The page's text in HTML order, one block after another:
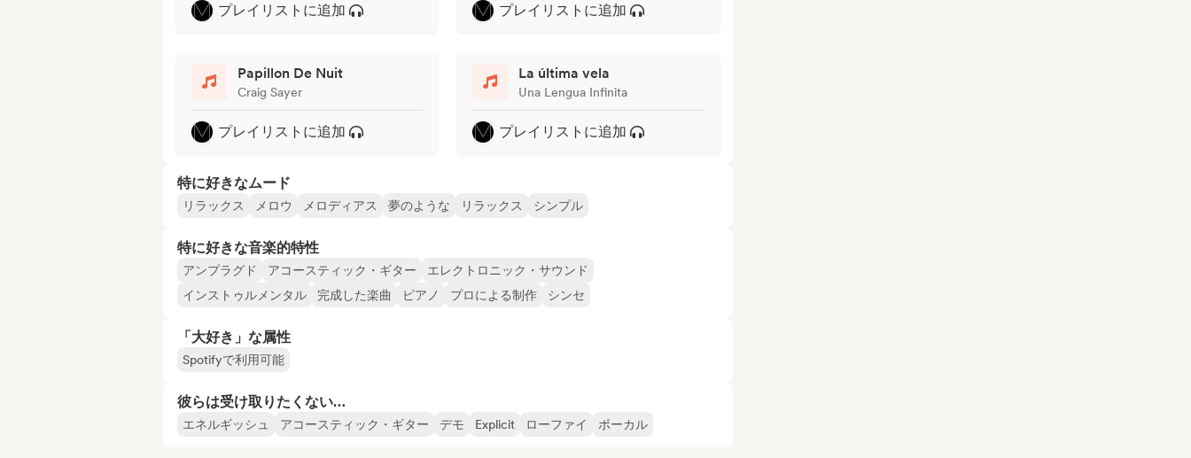
プレイリストに追加 プレイリストに追加
Papillon De Nuit
Craig Sayer
プレイリストに追加
La última vela
Una Lengua Infinita
プレイリストに追加
特に好きなムード
リラックス メロウ メロディアス 夢のような リラックス シンプル
特に好きな音楽的特性
アンプラグド アコースティック・ギター
エレクトロニック・サウンド
インストゥルメンタル
完成した楽曲 ピアノ プロによる制作 シンセ
「大好き」な属性
Spotifyで利用可能
彼らは受け取りたくない…
エネルギッシュ アコースティック・ギター デモ Explicit ローファイ ボーカル